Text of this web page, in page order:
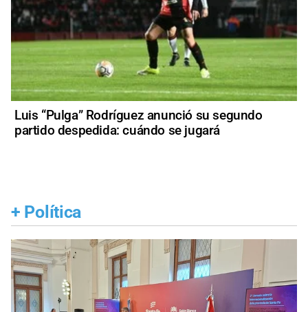
Luis “Pulga” Rodríguez anunció su segundo
partido despedida: cuándo se jugará
+ Política